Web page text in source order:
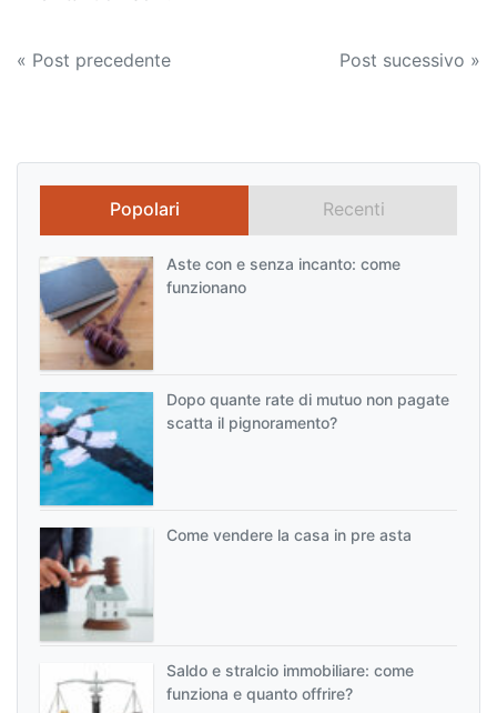
Navigazione
« Post precedente Post sucessivo »
Popolari Recenti
Aste con e senza incanto: come
funzionano
Dopo quante rate di mutuo non pagate
scatta il pignoramento?
Come vendere la casa in pre asta
Saldo e stralcio immobiliare: come
funziona e quanto offrire?